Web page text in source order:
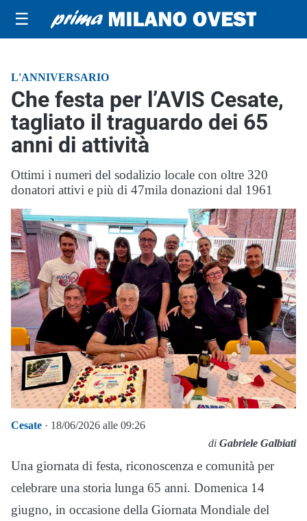
☰
L'ANNIVERSARIO
Che festa per l’AVIS Cesate,
tagliato il traguardo dei 65
anni di attività
Ottimi i numeri del sodalizio locale con oltre 320
donatori attivi e più di 47mila donazioni dal 1961
Cesate · 18/06/2026 alle 09:26
di Gabriele Galbiati
Una giornata di festa, riconoscenza e comunità per
celebrare una storia lunga 65 anni. Domenica 14
giugno, in occasione della Giornata Mondiale del